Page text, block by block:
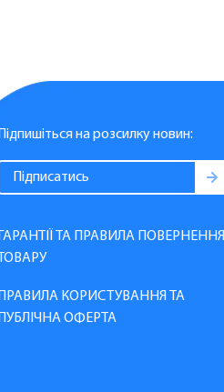
Підпишіться на розсилку новин:
ГАРАНТІЇ ТА ПРАВИЛА ПОВЕРНЕННЯ
ТОВАРУ
ПРАВИЛА КОРИСТУВАННЯ ТА
ПУБЛІЧНА ОФЕРТА